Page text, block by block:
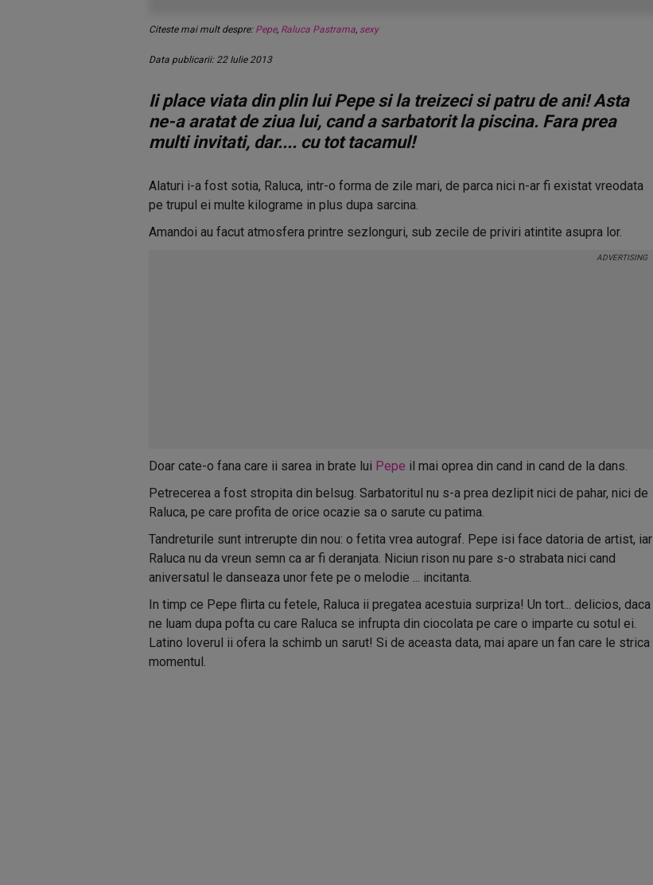
Citeste mai mult despre: Pepe, Raluca Pastrama, sexy
Data publicarii: 22 Iulie 2013
Ii place viata din plin lui Pepe si la treizeci si patru de ani! Asta
ne-a aratat de ziua lui, cand a sarbatorit la piscina. Fara prea
multi invitati, dar.... cu tot tacamul!
Alaturi i-a fost sotia, Raluca, intr-o forma de zile mari, de parca nici n-ar fi existat vreodata
pe trupul ei multe kilograme in plus dupa sarcina.
Amandoi au facut atmosfera printre sezlonguri, sub zecile de priviri atintite asupra lor.
Doar cate-o fana care ii sarea in brate lui Pepe il mai oprea din cand in cand de la dans.
Petrecerea a fost stropita din belsug. Sarbatoritul nu s-a prea dezlipit nici de pahar, nici de
Raluca, pe care profita de orice ocazie sa o sarute cu patima.
Tandreturile sunt intrerupte din nou: o fetita vrea autograf. Pepe isi face datoria de artist, iar
Raluca nu da vreun semn ca ar fi deranjata. Niciun rison nu pare s-o strabata nici cand
aniversatul le danseaza unor fete pe o melodie ... incitanta.
In timp ce Pepe flirta cu fetele, Raluca ii pregatea acestuia surpriza! Un tort... delicios, daca
ne luam dupa pofta cu care Raluca se infrupta din ciocolata pe care o imparte cu sotul ei.
Latino loverul ii ofera la schimb un sarut! Si de aceasta data, mai apare un fan care le strica
momentul.